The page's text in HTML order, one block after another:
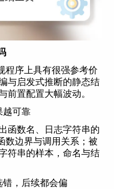
程序上具有很强参考价
与启发式推断的静态结
前置配置大幅波动。
越可靠
函数名、日志字符串的
数边界与调用关系；被
符串的样本，命名与结
，后续都会偏